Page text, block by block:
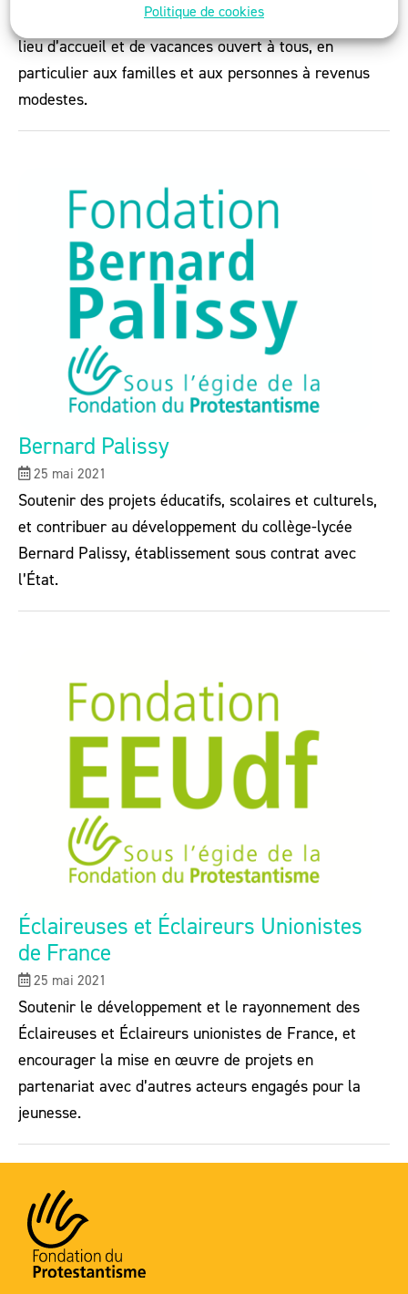
Politique de cookies
Assurer la pérennité du Centre Familial du Lazaret,
lieu d’accueil et de vacances ouvert à tous, en
particulier aux familles et aux personnes à revenus
modestes.
Bernard Palissy
25 mai 2021
Soutenir des projets éducatifs, scolaires et culturels,
et contribuer au développement du collège-lycée
Bernard Palissy, établissement sous contrat avec
l’État.
Éclaireuses et Éclaireurs Unionistes
de France
25 mai 2021
Soutenir le développement et le rayonnement des
Éclaireuses et Éclaireurs unionistes de France, et
encourager la mise en œuvre de projets en
partenariat avec d’autres acteurs engagés pour la
jeunesse.